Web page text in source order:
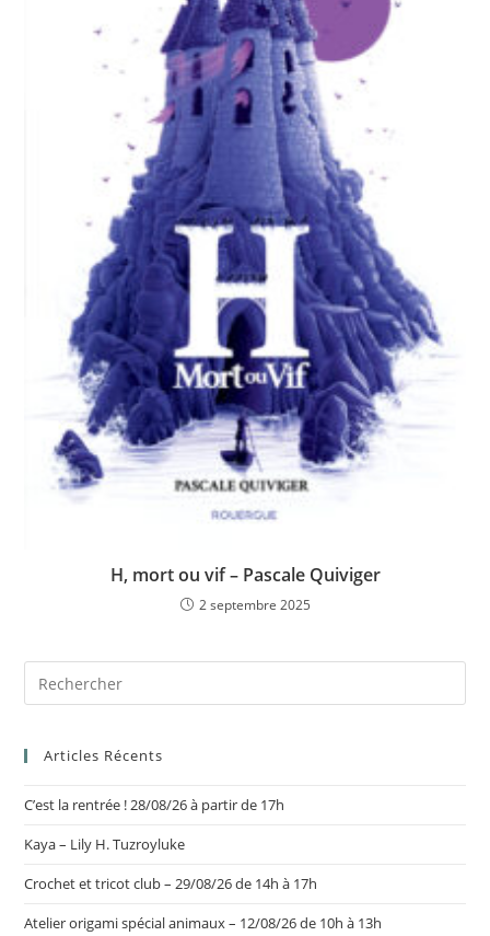
H, mort ou vif – Pascale Quiviger
2 septembre 2025
Articles Récents
C’est la rentrée ! 28/08/26 à partir de 17h
Kaya – Lily H. Tuzroyluke
Crochet et tricot club – 29/08/26 de 14h à 17h
Atelier origami spécial animaux – 12/08/26 de 10h à 13h